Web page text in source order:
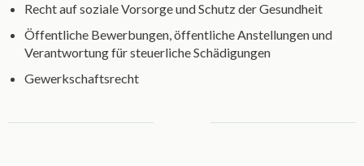
Recht auf soziale Vorsorge und Schutz der Gesundheit
Öffentliche Bewerbungen, öffentliche Anstellungen und
Verantwortung für steuerliche Schädigungen
Gewerkschaftsrecht